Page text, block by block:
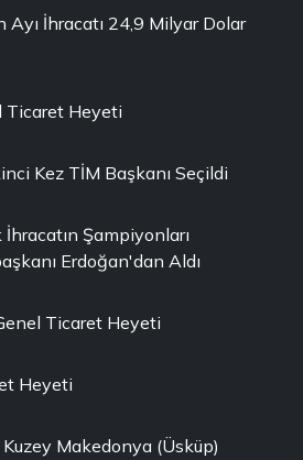
İhracatı 24,9 Milyar Dolar
Ticaret Heyeti
Kez TİM Başkanı Seçildi
Şampiyonları
Erdoğan'dan Aldı
Ticaret Heyeti
Heyeti
Makedonya (Üsküp)